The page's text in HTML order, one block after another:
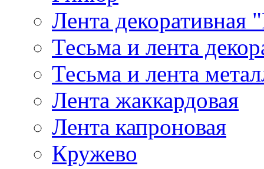
Лента декоративная
Тесьма и лента
Тесьма и лента
Лента жаккардовая
Лента капроновая
Кружево